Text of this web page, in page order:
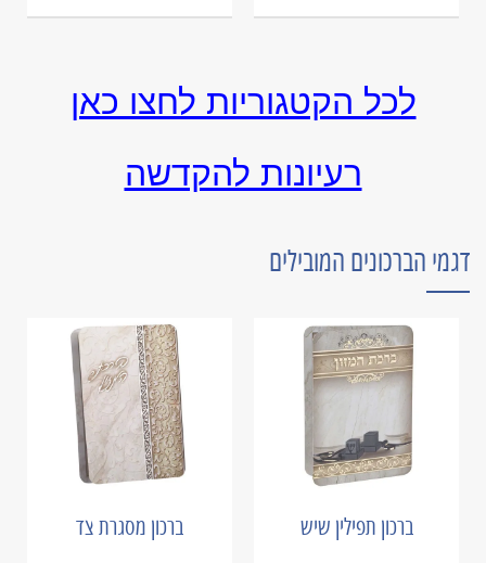
לכל הקטגוריות לחצו כאן
רעיונות להקדשה
דגמי הברכונים המובילים
ברכון תפילין שיש ברכון מסגרת צד